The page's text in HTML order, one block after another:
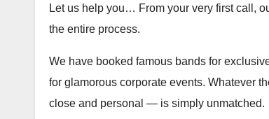
Let us help you… From your very first call,
the entire process.
We have booked famous bands for
for glamorous corporate events. Whatever
close and personal — is simply unmatched.